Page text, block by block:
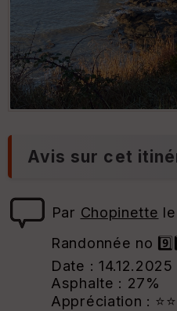
Avis sur cet
Par Chopinette
Randonnée no
Date : 14.12.2025
Asphalte : 27%
Appréciation :